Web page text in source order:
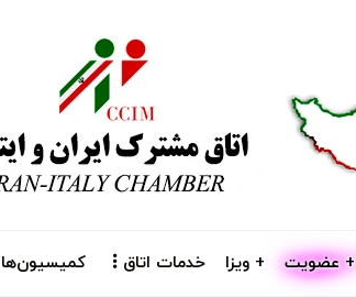
+ عضویت + ویزا خدمات اتاق کمیسیون‌ها